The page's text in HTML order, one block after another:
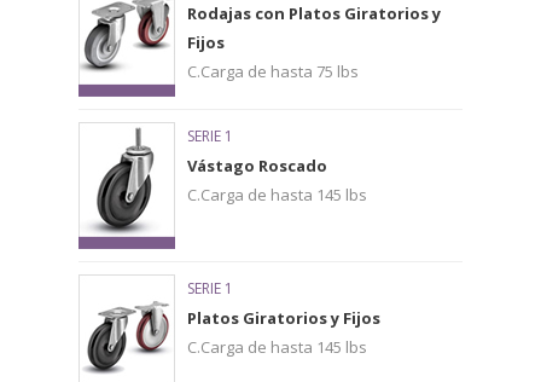
Rodajas con Platos Giratorios y
Fijos
C.Carga de hasta 75 lbs
SERIE 1
Vástago Roscado
C.Carga de hasta 145 lbs
SERIE 1
Platos Giratorios y Fijos
C.Carga de hasta 145 lbs